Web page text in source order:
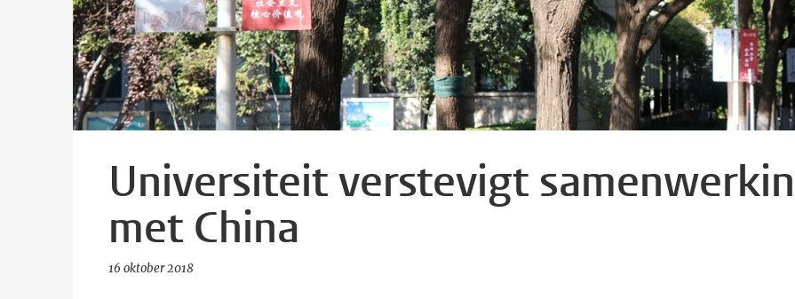
Universiteit verstevigt
met China
16 oktober 2018